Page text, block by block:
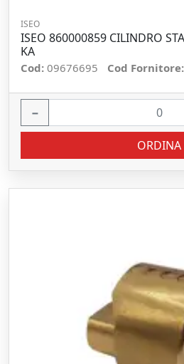
ISEO
ISEO 860000859 CILINDRO
KA
Cod: 09676695 Cod Fornitore:
−
ORDINA